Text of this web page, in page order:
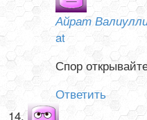
Айрат
at
Спор
Ответить